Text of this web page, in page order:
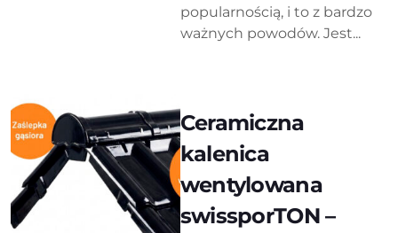
popularnością, i to z bardzo
ważnych powodów. Jest...
Ceramiczna
kalenica
wentylowana
swissporTON –